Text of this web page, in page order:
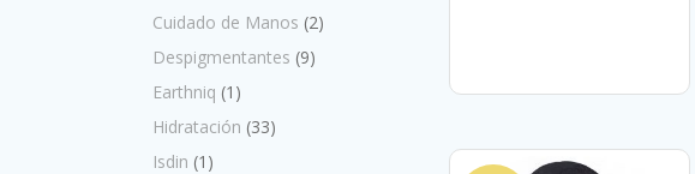
Cuidado de Manos (2)
Despigmentantes (9)
Earthniq (1)
Hidratación (33)
Isdin (1)